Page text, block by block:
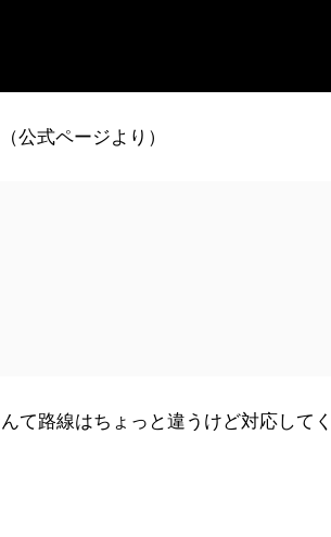
公式ページより）
て路線はちょっと違うけど対応して